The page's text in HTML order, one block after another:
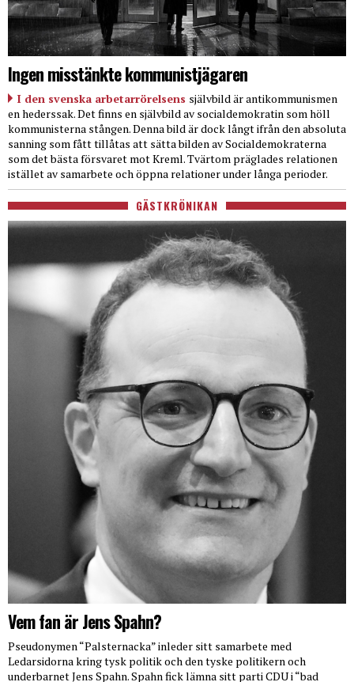
Ingen misstänkte kommunistjägaren
I den svenska arbetarrörelsens självbild är antikommunismen
en hederssak. Det finns en självbild av socialdemokratin som höll
kommunisterna stången. Denna bild är dock långt ifrån den absoluta
sanning som fått tillåtas att sätta bilden av Socialdemokraterna
som det bästa försvaret mot Kreml. Tvärtom präglades relationen
istället av samarbete och öppna relationer under långa perioder.
GÄSTKRÖNIKAN
Vem fan är Jens Spahn?
Pseudonymen “Palsternacka” inleder sitt samarbete med
Ledarsidorna kring tysk politik och den tyske politikern och
underbarnet Jens Spahn. Spahn fick lämna sitt parti CDU i “bad